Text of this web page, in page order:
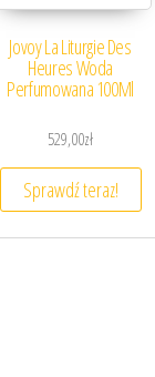
Jovoy La Liturgie Des
Heures Woda
Perfumowana 100Ml
529,00zł
Sprawdź teraz!